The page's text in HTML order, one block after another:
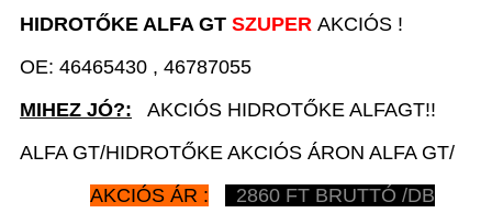
HIDROTŐKE ALFA GT SZUPER AKCIÓS !
OE: 46465430 , 46787055
MIHEZ JÓ?: AKCIÓS HIDROTŐKE ALFAGT!!
ALFA GT/HIDROTŐKE AKCIÓS ÁRON ALFA GT/
AKCIÓS ÁR :
2860 FT BRUTTÓ /DB